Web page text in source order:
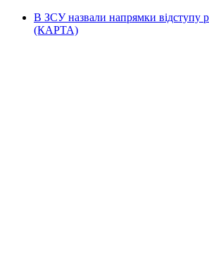
В ЗСУ назвали напрямки відступу
(КАРТА)